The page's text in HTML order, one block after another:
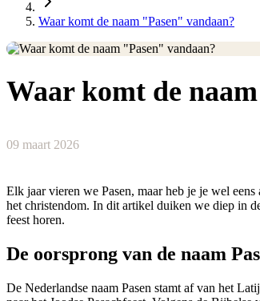
Waar komt de naam "Pasen" vandaan?
Waar komt de
09 maart 2026
Elk jaar vieren we Pasen, maar heb je je wel
het christendom. In dit artikel duiken we diep in
feest horen.
De oorsprong van de naam
De Nederlandse naam Pasen stamt af van het